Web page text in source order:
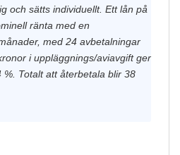
och sätts individuellt. Ett lån på
ränta med en
med 24 avbetalningar
i uppläggnings/aviavgift ger
Totalt att återbetala blir 38